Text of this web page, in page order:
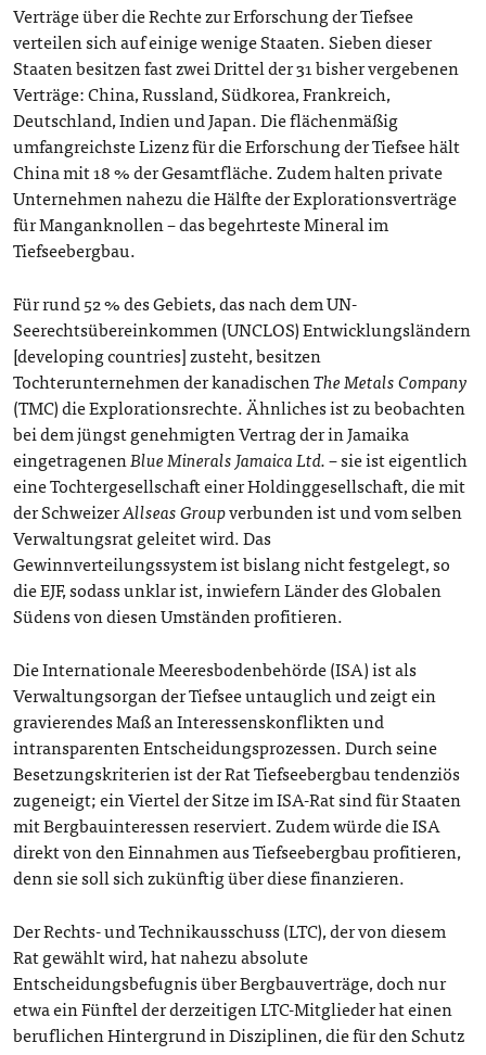
Verträge über die Rechte zur Erforschung der Tiefsee
verteilen sich auf einige wenige Staaten. Sieben dieser
Staaten besitzen fast zwei Drittel der 31 bisher vergebenen
Verträge: China, Russland, Südkorea, Frankreich,
Deutschland, Indien und Japan. Die flächenmäßig
umfangreichste Lizenz für die Erforschung der Tiefsee hält
China mit 18 % der Gesamtfläche. Zudem halten private
Unternehmen nahezu die Hälfte der Explorationsverträge
für Manganknollen – das begehrteste Mineral im
Tiefseebergbau.
Für rund 52 % des Gebiets, das nach dem UN-
Seerechtsübereinkommen (UNCLOS) Entwicklungsländern
[developing countries] zusteht, besitzen
Tochterunternehmen der kanadischenThe Metals Company
(TMC) die Explorationsrechte. Ähnliches ist zu beobachten
bei dem jüngst genehmigten Vertrag der in Jamaika
eingetragenenBlue Minerals Jamaica Ltd.– sie ist eigentlich
eine Tochtergesellschaft einer Holdinggesellschaft, die mit
der SchweizerAllseas Groupverbunden ist und vom selben
Verwaltungsrat geleitet wird. Das
Gewinnverteilungssystem ist bislang nicht festgelegt, so
die EJF, sodass unklar ist, inwiefern Länder des Globalen
Südens von diesen Umständen profitieren.
Die Internationale Meeresbodenbehörde (ISA) ist als
Verwaltungsorgan der Tiefsee untauglich und zeigt ein
gravierendes Maß an Interessenskonflikten und
intransparenten Entscheidungsprozessen. Durch seine
Besetzungskriterien ist der Rat Tiefseebergbau tendenziös
zugeneigt; ein Viertel der Sitze im ISA-Rat sind für Staaten
mit Bergbauinteressen reserviert. Zudem würde die ISA
direkt von den Einnahmen aus Tiefseebergbau profitieren,
denn sie soll sich zukünftig über diese finanzieren.
Der Rechts- und Technikausschuss (LTC), der von diesem
Rat gewählt wird, hat nahezu absolute
Entscheidungsbefugnis über Bergbauverträge, doch nur
etwa ein Fünftel der derzeitigen LTC-Mitglieder hat einen
beruflichen Hintergrund in Disziplinen, die für den Schutz